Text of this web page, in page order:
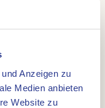
Anzeigen zu
Medien anbieten
Website zu